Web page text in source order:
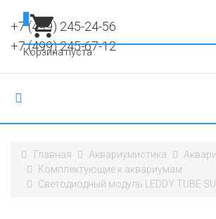
+7 (499) 245-24-56
+7 (499) 245-67-12
Корзина пуста
Главная Аквариумистика
Комплектующие к аквариумам
Светодиодный модуль LEDDY TUBE